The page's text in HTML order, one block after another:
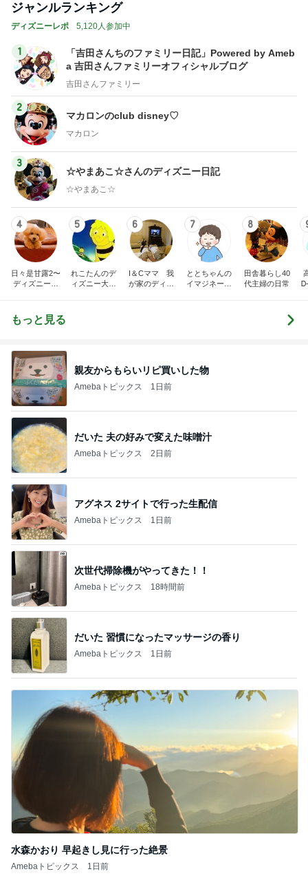
ジャンルランキング
ディズニーレポ 5,120人参加中
1
「吉田さんちのファミリー日記」Powered by Ameb
a 吉田さんファミリーオフィシャルブログ
吉田さんファミリー
2
マカロンのclub disney♡
マカロン
3
☆やまあこ☆さんのディズニー日記
☆やまあこ☆
4
日々是甘露2〜
ディズニー風
5
れこたんのデ
ィズニー大好
6
I＆Cママ 我
が家のディズ
7
ととちゃんの
イマジネーシ
8
田舎暮らし40
代主婦の日常
もっと見る
親友からもらいリピ買いした物
Amebaトピックス 1日前
だいた 夫の好みで変えた味噌汁
Amebaトピックス 2日前
アグネス 2サイトで行った生配信
Amebaトピックス 1日前
次世代掃除機がやってきた！！
Amebaトピックス 18時間前
だいた 習慣になったマッサージの香り
Amebaトピックス 1日前
水森かおり 早起きし見に行った絶景
Amebaトピックス 1日前